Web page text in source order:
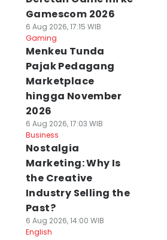
Gamescom 2026
6 Aug 2026, 17:15 WIB
Gaming
Menkeu Tunda
Pajak Pedagang
Marketplace
hingga November
2026
6 Aug 2026, 17:03 WIB
Business
Nostalgia
Marketing: Why Is
the Creative
Industry Selling the
Past?
6 Aug 2026, 14:00 WIB
English